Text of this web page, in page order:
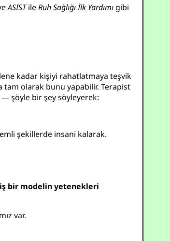
ASISTileRuh Sağlığı İlk Yardımı gibi
kadar kişiyi rahatlatmaya teşvik
tam olarak bunu yapabilir. Terapist
şöyle bir şey söyleyerek:
şekillerde insani kalarak.
bir modelin yetenekleri
var.